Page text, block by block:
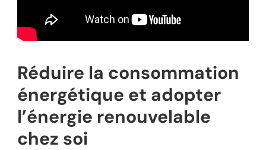
Réduire la consommation
énergétique et adopter
l’énergie renouvelable
chez soi